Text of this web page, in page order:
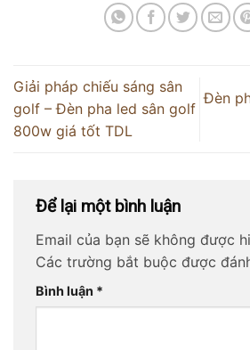
Giải pháp chiếu sáng sân
golf – Đèn pha led sân golf
800w giá tốt TDL
Đèn
Để lại một bình luận
Email của bạn sẽ không được
Các trường bắt buộc được
Bình luận *